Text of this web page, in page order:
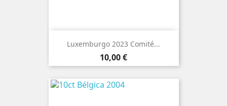
Luxemburgo 2023 Comité...
Preço
10,00 €